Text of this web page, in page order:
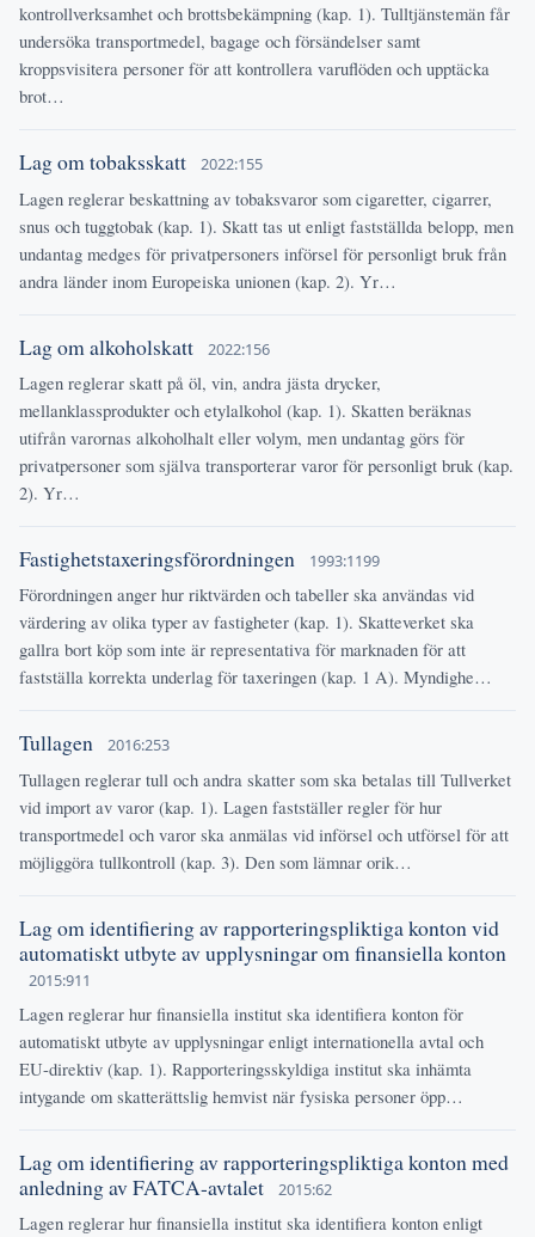
kontrollverksamhet och brottsbekämpning (kap. 1). Tulltjänstemän får
undersöka transportmedel, bagage och försändelser samt
kroppsvisitera personer för att kontrollera varuflöden och upptäcka
brot…
Lag om tobaksskatt 2022:155
Lagen reglerar beskattning av tobaksvaror som cigaretter, cigarrer,
snus och tuggtobak (kap. 1). Skatt tas ut enligt fastställda belopp, men
undantag medges för privatpersoners införsel för personligt bruk från
andra länder inom Europeiska unionen (kap. 2). Yr…
Lag om alkoholskatt 2022:156
Lagen reglerar skatt på öl, vin, andra jästa drycker,
mellanklassprodukter och etylalkohol (kap. 1). Skatten beräknas
utifrån varornas alkoholhalt eller volym, men undantag görs för
privatpersoner som själva transporterar varor för personligt bruk (kap.
2). Yr…
Fastighetstaxeringsförordningen 1993:1199
Förordningen anger hur riktvärden och tabeller ska användas vid
värdering av olika typer av fastigheter (kap. 1). Skatteverket ska
gallra bort köp som inte är representativa för marknaden för att
fastställa korrekta underlag för taxeringen (kap. 1 A). Myndighe…
Tullagen 2016:253
Tullagen reglerar tull och andra skatter som ska betalas till Tullverket
vid import av varor (kap. 1). Lagen fastställer regler för hur
transportmedel och varor ska anmälas vid införsel och utförsel för att
möjliggöra tullkontroll (kap. 3). Den som lämnar orik…
Lag om identifiering av rapporteringspliktiga konton vid
automatiskt utbyte av upplysningar om finansiella konton
2015:911
Lagen reglerar hur finansiella institut ska identifiera konton för
automatiskt utbyte av upplysningar enligt internationella avtal och
EU-direktiv (kap. 1). Rapporteringsskyldiga institut ska inhämta
intygande om skatterättslig hemvist när fysiska personer öpp…
Lag om identifiering av rapporteringspliktiga konton med
anledning av FATCA-avtalet
2015:62
Lagen reglerar hur finansiella institut ska identifiera konton enligt